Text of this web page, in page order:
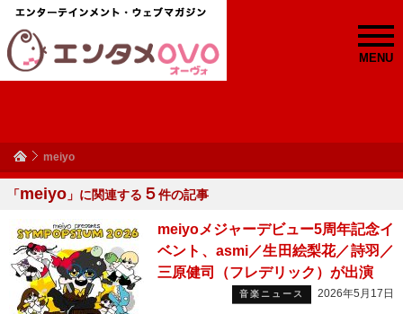
MENU
meiyo
「meiyo 」に関連する ５件の記事
meiyoメジャーデビュー5周年記念イ
ベント、asmi／生田絵梨花／詩羽／
三原健司（フレデリック）が出演
音楽ニュース 2026年5月17日